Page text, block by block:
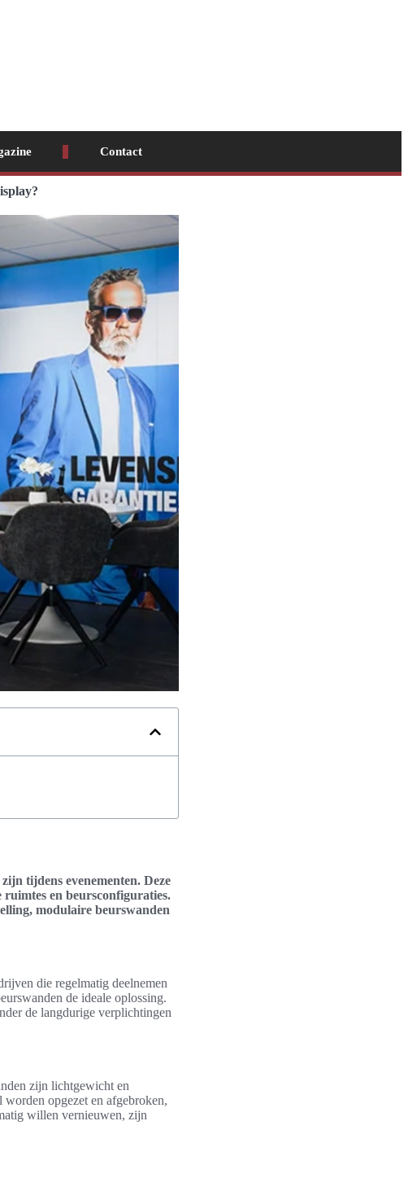
Contact
tijdens evenementen. Deze
en beursconfiguraties.
modulaire beurswanden
die regelmatig deelnemen
de ideale oplossing.
de langdurige verplichtingen
zijn lichtgewicht en
opgezet en afgebroken,
willen vernieuwen, zijn